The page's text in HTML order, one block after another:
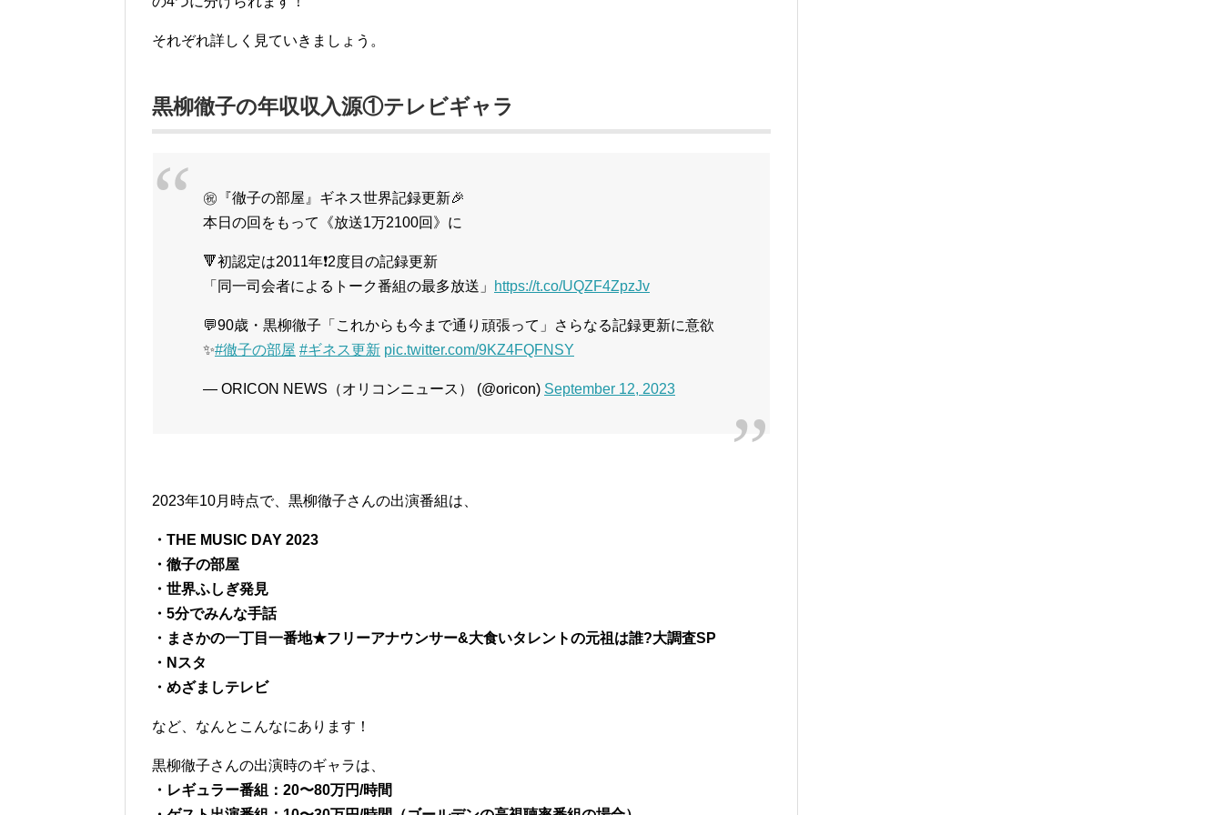
それぞれ詳しく見ていきましょう。
黒柳徹子の年収収入源①テレビギャラ
㊗『徹子の部屋』ギネス世界記録更新🎉
本日の回をもって《放送1万2100回》に
🔻初認定は2011年❗2度目の記録更新
「同一司会者によるトーク番組の最多放送」
https://t.co/UQZF4ZpzJv
💬90歳・黒柳徹子「これからも今まで通り頑張って」さらなる記録更新に意欲
✨#徹子の部屋 #ギネス更新 pic.twitter.com/9KZ4FQFNSY
— ORICON NEWS（オリコンニュース） (@oricon) September 12, 2023
2023年10月時点で、黒柳徹子さんの出演番組は、
・THE MUSIC DAY 2023
・徹子の部屋
・世界ふしぎ発見
・5分でみんな手話
・まさかの一丁目一番地★フリーアナウンサー&大食いタレントの元祖は誰?大調査SP
・Nスタ
・めざましテレビ
など、なんとこんなにあります！
黒柳徹子さんの出演時のギャラは、
・レギュラー番組：20〜80万円/時間